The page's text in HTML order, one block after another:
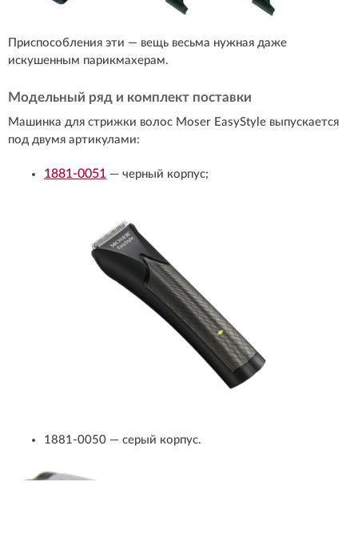
Приспособления эти — вещь весьма нужная даже
искушенным парикмахерам.
Модельный ряд и комплект поставки
Машинка для стрижки волос Moser EasyStyle выпускается
под двумя артикулами:
1881-0051 — черный корпус;
1881-0050 — серый корпус.